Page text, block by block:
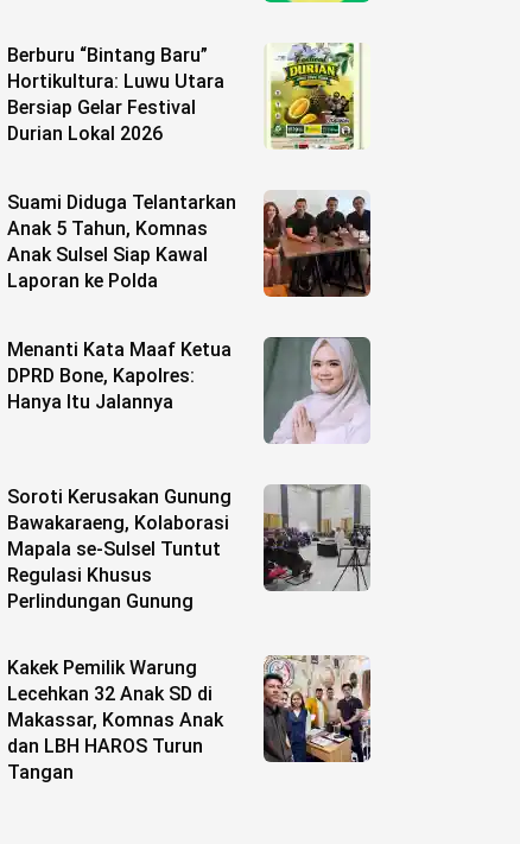
Berburu “Bintang Baru”
Hortikultura: Luwu Utara
Bersiap Gelar Festival
Durian Lokal 2026
Suami Diduga Telantarkan
Anak 5 Tahun, Komnas
Anak Sulsel Siap Kawal
Laporan ke Polda
Menanti Kata Maaf Ketua
DPRD Bone, Kapolres:
Hanya Itu Jalannya
Soroti Kerusakan Gunung
Bawakaraeng, Kolaborasi
Mapala se-Sulsel Tuntut
Regulasi Khusus
Perlindungan Gunung
Kakek Pemilik Warung
Lecehkan 32 Anak SD di
Makassar, Komnas Anak
dan LBH HAROS Turun
Tangan